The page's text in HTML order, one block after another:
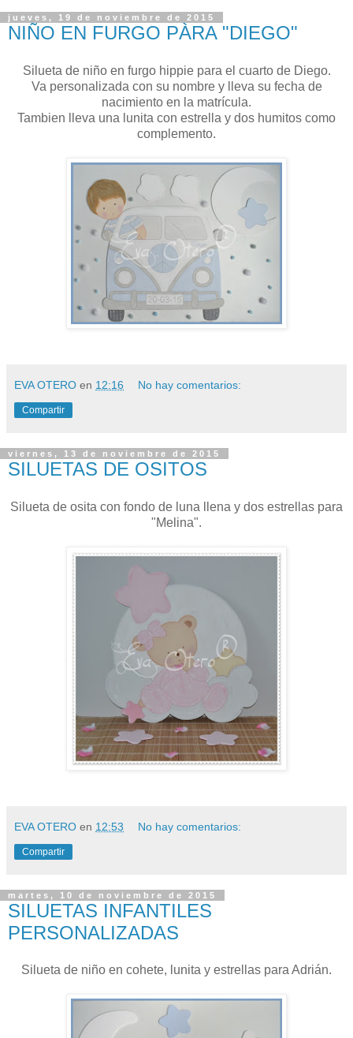
jueves, 19 de noviembre de 2015
NIÑO EN FURGO PÀRA "DIEGO"
Silueta de niño en furgo hippie para el cuarto de Diego.
Va personalizada con su nombre y lleva su fecha de
nacimiento en la matrícula.
Tambien lleva una lunita con estrella y dos humitos como
complemento.
EVA OTERO en 12:16 No hay comentarios:
Compartir
viernes, 13 de noviembre de 2015
SILUETAS DE OSITOS
Silueta de osita con fondo de luna llena y dos estrellas para
"Melina".
EVA OTERO en 12:53 No hay comentarios:
Compartir
martes, 10 de noviembre de 2015
SILUETAS INFANTILES
PERSONALIZADAS
Silueta de niño en cohete, lunita y estrellas para Adrián.